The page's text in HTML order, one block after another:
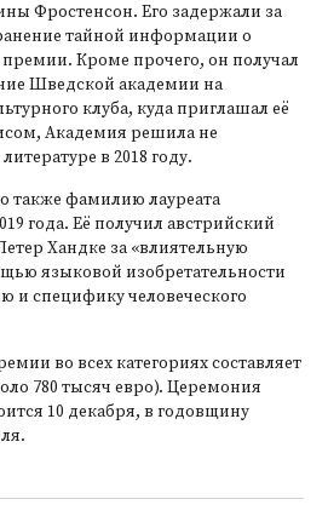
Фростенсон. Его задержали за
тайной информации о
премии. Кроме прочего, он получал
Шведской академии на
клуба, куда приглашал её
Академия решила не
в 2018 году.
также фамилию лауреата
года. Её получил австрийский
Хандке за «влиятельную
языковой изобретательности
и специфику человеческого
во всех категориях составляет
780 тысяч евро). Церемония
10 декабря, в годовщину